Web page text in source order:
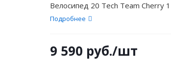
Велосипед 20 Tech Team Cherry
Подробнее
9 590 руб./шт